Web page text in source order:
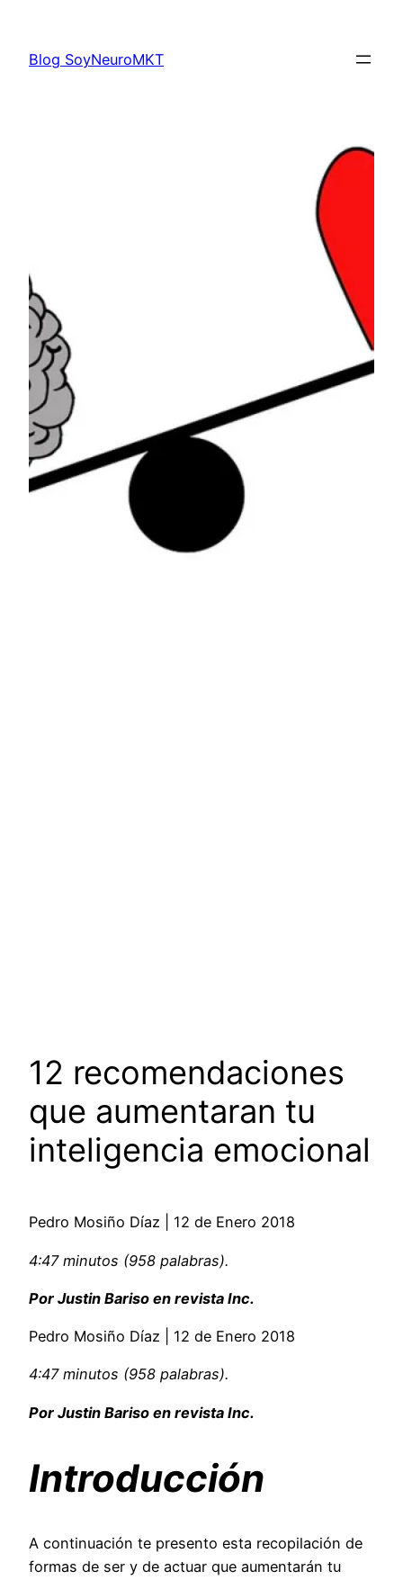
contenido
Blog SoyNeuroMKT
12 recomendaciones
que aumentaran tu
inteligencia emocional
Pedro Mosiño Díaz | 12 de Enero 2018
4:47 minutos (958 palabras).
Por Justin Bariso en revista Inc.
Pedro Mosiño Díaz | 12 de Enero 2018
4:47 minutos (958 palabras).
Por Justin Bariso en revista Inc.
Introducción
A continuación te presento esta recopilación de
formas de ser y de actuar que aumentarán tu